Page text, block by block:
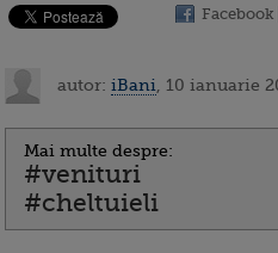
Facebook
autor: iBani , 10 ianuarie
Mai multe despre:
#venituri
#cheltuieli